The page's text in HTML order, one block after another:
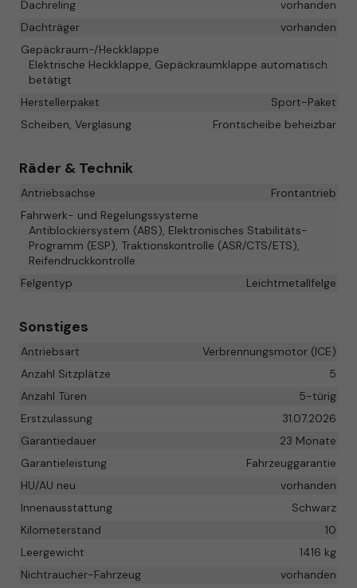
Dachreling
vorhanden
Dachträger
vorhanden
Gepäckraum-/Heckklappe
Elektrische Heckklappe, Gepäckraumklappe automatisch
betätigt
Herstellerpaket
Sport-Paket
Scheiben, Verglasung
Frontscheibe beheizbar
Räder & Technik
Antriebsachse
Frontantrieb
Fahrwerk- und Regelungssysteme
Antiblockiersystem (ABS), Elektronisches Stabilitäts-
Programm (ESP), Traktionskontrolle (ASR/CTS/ETS),
Reifendruckkontrolle
Felgentyp
Leichtmetallfelge
Sonstiges
Antriebsart
Verbrennungsmotor (ICE)
Anzahl Sitzplätze
5
Anzahl Türen
5-türig
Erstzulassung
31.07.2026
Garantiedauer
23 Monate
Garantieleistung
Fahrzeuggarantie
HU/AU neu
vorhanden
Innenausstattung
Schwarz
Kilometerstand
10
Leergewicht
1416 kg
Nichtraucher-Fahrzeug
vorhanden